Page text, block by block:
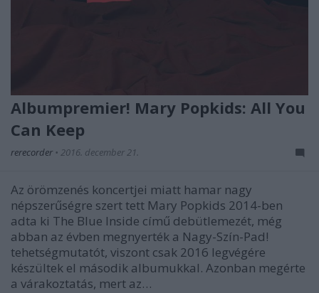
Albumpremier! Mary Popkids: All You
Can Keep
rerecorder • 2016. december 21.
Az örömzenés koncertjei miatt hamar nagy
népszerűségre szert tett Mary Popkids 2014-ben
adta ki The Blue Inside című debütlemezét, még
abban az évben megnyerték a Nagy-Szín-Pad!
tehetségmutatót, viszont csak 2016 legvégére
készültek el második albumukkal. Azonban megérte
a várakoztatás, mert az…